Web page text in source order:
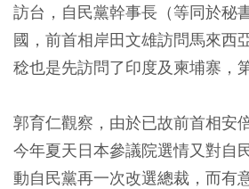
訪台，自民黨幹事長（等同於秘
國，前首相岸田文雄訪問馬來西
稔也是先訪問了印度及柬埔寨，
郭育仁觀察，由於已故前首相安
今年夏天日本參議院選情又對自
動自民黨再一次改選總裁，而有